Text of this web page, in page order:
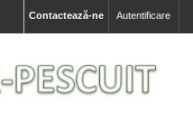
Autentificare
Contactează-ne